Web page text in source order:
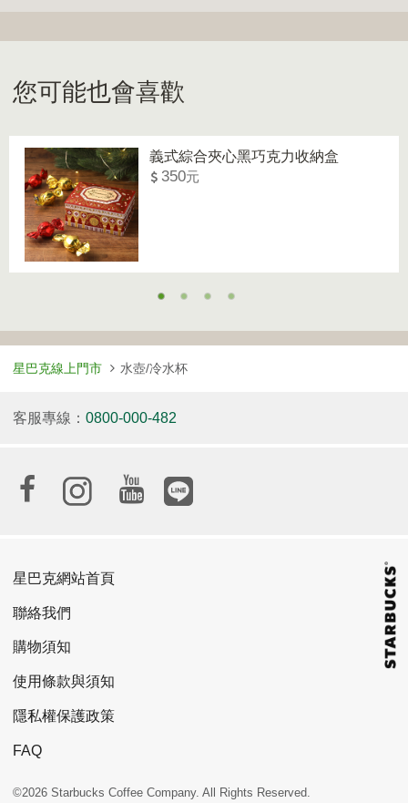
您可能也會喜歡
義式綜合夾心黑巧克力收納盒
350
星巴克線上門市 水壺/冷水杯
客服專線：0800-000-482
星巴克網站首頁
聯絡我們
購物須知
使用條款與須知
隱私權保護政策
FAQ
©2026 Starbucks Coffee Company. All Rights Reserved.